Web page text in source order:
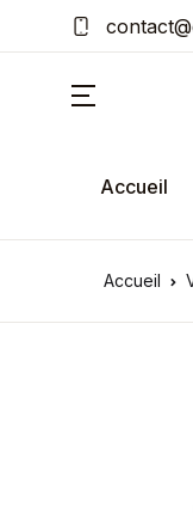
Accueil
Accueil